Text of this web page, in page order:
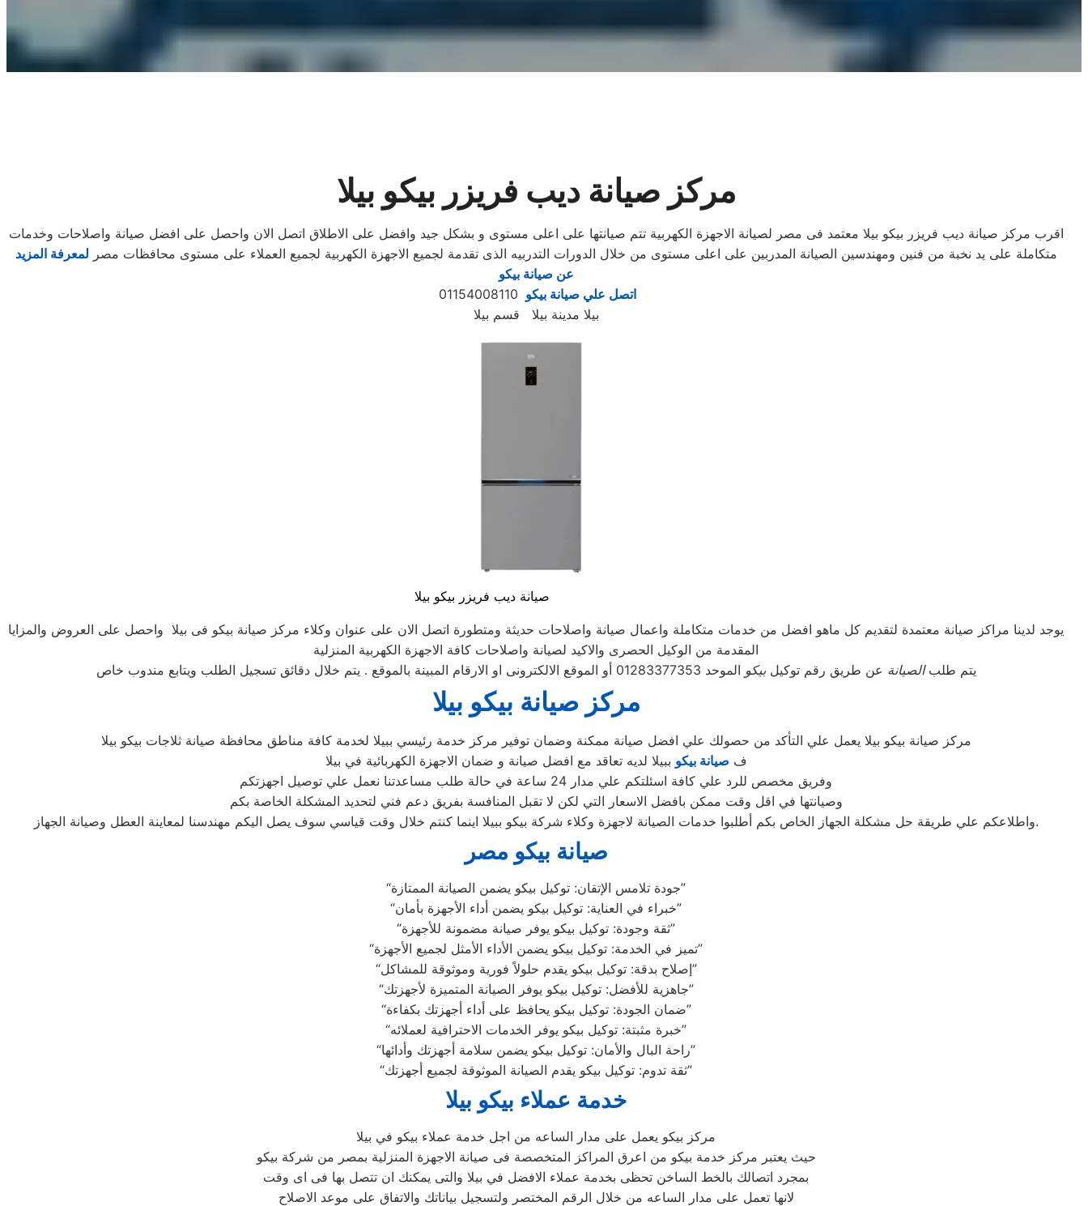
مركز صيانة ديب فريزر بيكو بيلا
اقرب مركز صيانة ديب فريزر بيكو بيلا معتمد فى مصر لصيانة الاجهزة الكهربية تتم صيانتها على اعلى مستوى و بشكل جيد وافضل على الاطلاق اتصل الان واحصل على افضل صيانة واصلاحات وخدمات
متكاملة على يد نخبة من فنين ومهندسين الصيانة المدربين على اعلى مستوى من خلال الدورات التدربيه الذى تقدمة لجميع الاجهزة الكهربية لجميع العملاء على مستوى محافظات مصر لمعرفة المزيد
عن صيانة بيكو
اتصل علي صيانة بيكو
بيلا مدينة بيلا قسم بيلا
صيانة ديب فريزر بيكو بيلا
يوجد لدينا مراكز صيانة معتمدة لتقديم كل ماهو افضل من خدمات متكاملة واعمال صيانة واصلاحات حديثة ومتطورة اتصل الان على عنوان وكلاء مركز صيانة بيكو فى بيلا واحصل على العروض والمزايا
المقدمة من الوكيل الحصرى والاكيد لصيانة واصلاحات كافة الاجهزة الكهربية المنزلية
يتم طلبالصيانة عن طريق رقم توكيلبيكو الموحد 01283377353 أو الموقع الالكترونى او الارقام المبينة بالموقع . يتم خلال دقائق تسجيل الطلب ويتابع مندوب خاص
مركز صيانة بيكو بيلا
مركز صيانة بيكو بيلا يعمل علي التأكد من حصولك علي افضل صيانة ممكنة وضمان توفير مركز خدمة رئيسي ببيلا لخدمة كافة مناطق محافظة صيانة ثلاجات بيكو بيلا
ف صيانة بيكو ببيلا لديه تعاقد مع افضل صيانة و ضمان الاجهزة الكهربائية في بيلا
وفريق مخصص للرد علي كافة اسئلتكم علي مدار 24 ساعة في حالة طلب مساعدتنا نعمل علي توصيل اجهزتكم
وصيانتها في اقل وقت ممكن بافضل الاسعار التي لكن لا تقبل المنافسة بفريق دعم فني لتحديد المشكلة الخاصة بكم
واطلاعكم علي طريقة حل مشكلة الجهاز الخاص بكم أطلبوا خدمات الصيانة لاجهزة وكلاء شركة بيكو ببيلا اينما كنتم خلال وقت قياسي سوف يصل اليكم مهندسنا لمعاينة العطل وصيانة الجهاز.
صيانة بيكو مصر
“جودة تلامس الإتقان: توكيل بيكو يضمن الصيانة الممتازة”
“خبراء في العناية: توكيل بيكو يضمن أداء الأجهزة بأمان”
“ثقة وجودة: توكيل بيكو يوفر صيانة مضمونة للأجهزة”
“تميز في الخدمة: توكيل بيكو يضمن الأداء الأمثل لجميع الأجهزة”
“إصلاح بدقة: توكيل بيكو يقدم حلولاً فورية وموثوقة للمشاكل”
“جاهزية للأفضل: توكيل بيكو يوفر الصيانة المتميزة لأجهزتك”
“ضمان الجودة: توكيل بيكو يحافظ على أداء أجهزتك بكفاءة”
“خبرة مثبتة: توكيل بيكو يوفر الخدمات الاحترافية لعملائه”
“راحة البال والأمان: توكيل بيكو يضمن سلامة أجهزتك وأدائها”
“ثقة تدوم: توكيل بيكو يقدم الصيانة الموثوقة لجميع أجهزتك”
خدمة عملاء بيكو بيلا
مركز بيكو يعمل على مدار الساعه من اجل خدمة عملاء بيكو في بيلا
حيث يعتبر مركز خدمة بيكو من اعرق المراكز المتخصصة فى صيانة الاجهزة المنزلية بمصر من شركة بيكو
بمجرد اتصالك بالخط الساخن تحظى بخدمة عملاء الافضل في بيلا والتى يمكنك ان تتصل بها فى اى وقت
لانها تعمل على مدار الساعه من خلال الرقم المختصر ولتسجيل بياناتك والاتفاق على موعد الاصلاح